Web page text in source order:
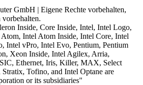
GmbH | Eigene Rechte vorbehalten,
Inside, Core Inside, Intel, Intel Logo,
Intel Atom Inside, Intel Core, Intel
Intel vPro, Intel Evo, Pentium, Pentium
Xeon Inside, Intel Agilex, Arria,
Ethernet, Iris, Killer, MAX, Select
Tofino, and Intel Optane are
or its subsidiaries"